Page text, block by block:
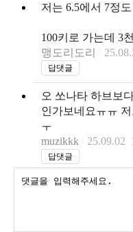
저는 6.5에서 7정
100키로 가는데 3
맹도리도리
답댓글
오 쏘나타 하브보
인가보네요ㅠㅠ
ㅜ
muzikkk
25.09.02
답댓글